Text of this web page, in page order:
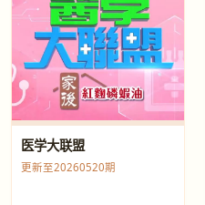
医学大联盟
更新至20260520期